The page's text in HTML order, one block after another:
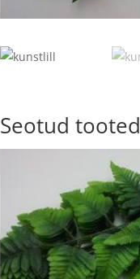
Seotud tooted